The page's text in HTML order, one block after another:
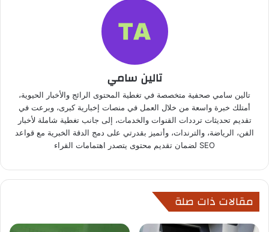
تالين سامي
تالين سامي صحفية متخصصة في تغطية المحتوى الرائج والأخبار الحيوية،
أمتلك خبرة واسعة من خلال العمل في منصات إخبارية كبرى، وبرعت في
تقديم تحديثات ترددات القنوات والخدمات، إلى جانب تغطية شاملة لأخبار
الفن، الرياضة، والترندات، وأتميز بقدرتي على دمج الدقة الخبرية مع قواعد
SEO لضمان تقديم محتوى يتصدر اهتمامات القراء
مقالات ذات صلة